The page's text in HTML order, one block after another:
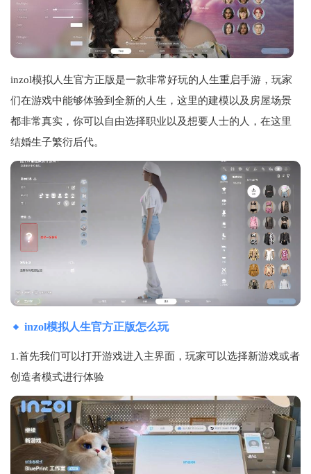
inzol模拟人生官方正版是一款非常好玩的人生重启手游，玩家
们在游戏中能够体验到全新的人生，这里的建模以及房屋场景
都非常真实，你可以自由选择职业以及想要人士的人，在这里
结婚生子繁衍后代。
inzol模拟人生官方正版怎么玩
1.首先我们可以打开游戏进入主界面，玩家可以选择新游戏或者
创造者模式进行体验